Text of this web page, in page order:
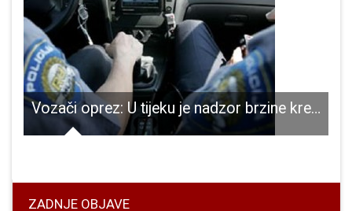
Vozači oprez: U tijeku je nadzor brzine kretanja vozila!!!
ZADNJE OBJAVE